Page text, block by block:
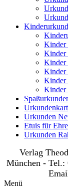
Kinder
Kinder
Kinder
Kinder
Kinder
Kinder
Urkunden
Etuis für
Urkunden
Verlag
München - Tel.:
Menü